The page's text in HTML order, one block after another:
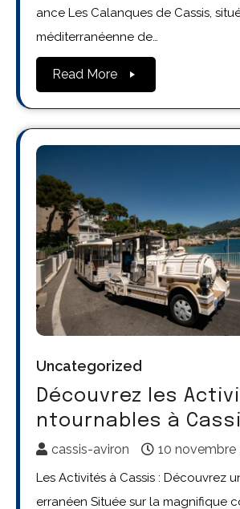
ance Les Calanques de Cassis,
méditerranéenne de…
Read More
Uncategorized
Découvrez les
ntournables à
cassis-aviron 10 novembre
Les Activités à Cassis : Découvrez
erranéen Située sur la magnifique